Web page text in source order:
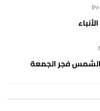
فجر الجمعة